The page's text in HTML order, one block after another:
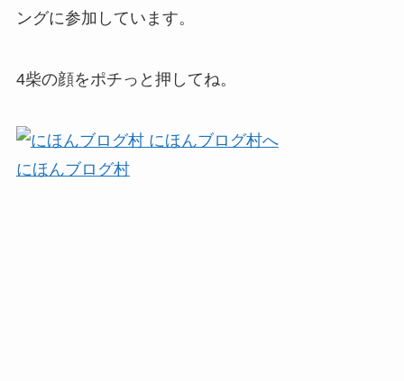
ングに参加しています。
4柴の顔をポチっと押してね。
にほんブログ村